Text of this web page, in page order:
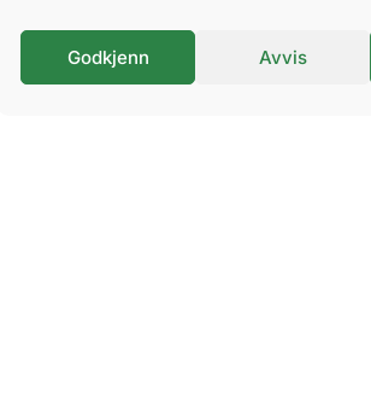
Godkjenn Avvis
kombinere med
gjennom sentrum.